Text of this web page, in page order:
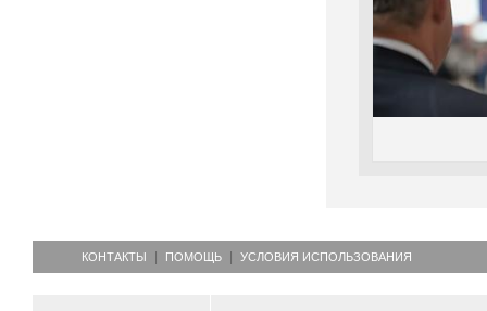
КОНТАКТЫ ПОМОЩЬ УСЛОВИЯ ИСПОЛЬЗОВАНИЯ